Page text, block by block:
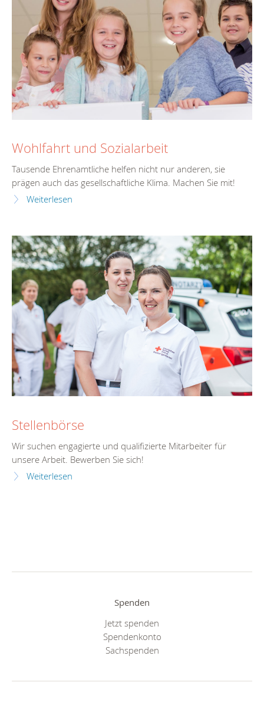
Wohlfahrt und Sozialarbeit
Tausende Ehrenamtliche helfen nicht nur anderen, sie
prägen auch das gesellschaftliche Klima. Machen Sie mit!
Weiterlesen
Stellenbörse
Wir suchen engagierte und qualifizierte Mitarbeiter für
unsere Arbeit. Bewerben Sie sich!
Weiterlesen
Spenden
Jetzt spenden
Spendenkonto
Sachspenden